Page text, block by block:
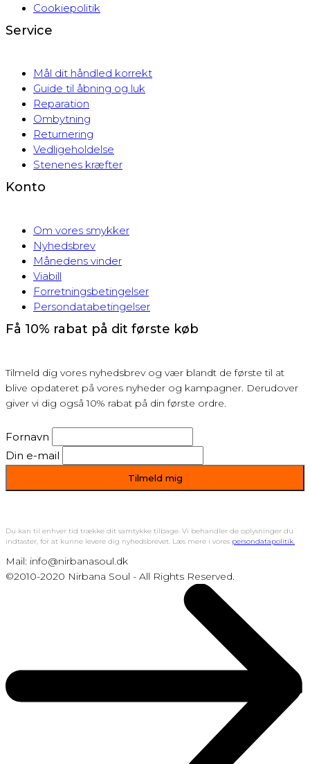
Cookiepolitik
Service
Mål dit håndled korrekt
Guide til åbning og luk
Reparation
Ombytning
Returnering
Vedligeholdelse
Stenenes kræfter
Konto
Om vores smykker
Nyhedsbrev
Månedens vinder
Viabill
Forretningsbetingelser
Persondatabetingelser
Få 10% rabat på dit første køb
Tilmeld dig vores nyhedsbrev og vær blandt de første til at
blive opdateret på vores nyheder og kampagner. Derudover
giver vi dig også 10% rabat på din første ordre.
Fornavn
Din e-mail
Du kan til enhver tid trække dit samtykke tilbage. Vi behandler de oplysninger du
indtaster, for at kunne levere dig nyhedsbrevet. Læs mere i vores persondatapolitik.
Mail: info@nirbanasoul.dk
©2010-2020 Nirbana Soul - All Rights Reserved.